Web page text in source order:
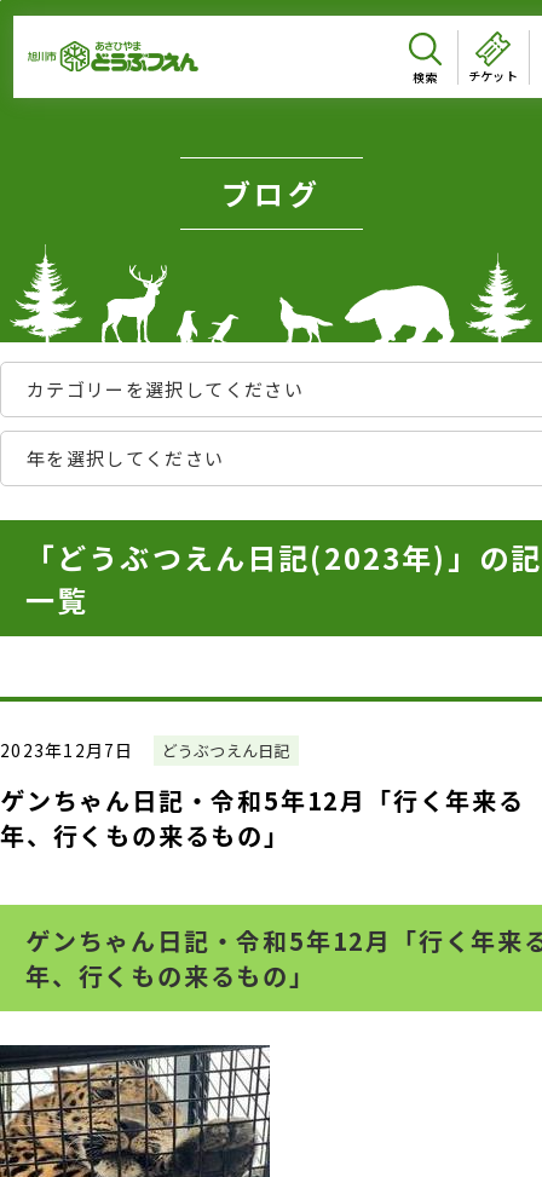
チケット
ページの本文です。
ブログ
「どうぶつえん日記(2023年)」の
一覧
2023年12月7日 どうぶつえん日記
ゲンちゃん日記・令和5年12月「行く年来る
年、行くもの来るもの」
ゲンちゃん日記・令和5年12月「行く年来
年、行くもの来るもの」
カテゴリーを選択してください
年を選択してください